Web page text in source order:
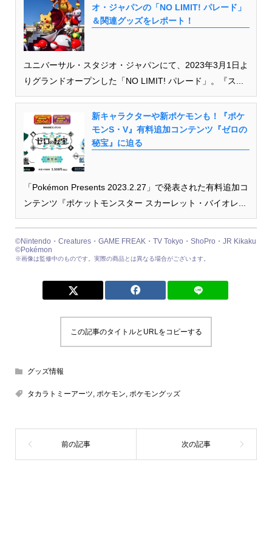
オ・ジャパンの「NO LIMIT! パレード」
＆関連グッズをレポート！
ユニバーサル・スタジオ・ジャパンにて、2023年3月1日よ
りグランドオープンした「NO LIMIT! パレード」。『ス...
新キャラクターや新ポケモンも！『ポケ
モンS・V』有料追加コンテンツ『ゼロの
秘宝』に迫る
「Pokémon Presents 2023.2.27」で発表された有料追加コ
ンテンツ『ポケットモンスター スカーレット・バイオレ...
©Nintendo・Creatures・GAME FREAK・TV Tokyo・ShoPro・JR Kikaku
©Pokémon
※画像は監修中のものです。実際の商品とは異なる場合がございます。
この記事のタイトルとURLをコピーする
グッズ情報
タカラトミーアーツ, ポケモン, ポケモングッズ